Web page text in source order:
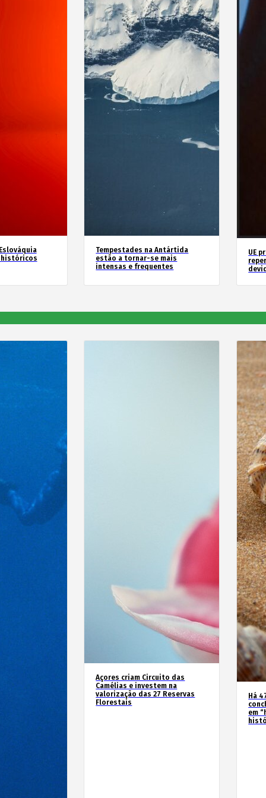
históricos
Tempestades na Antártida
estão a tornar-se mais
intensas e frequentes
UE
Açores criam Circuito das
Camélias e investem na
valorização das 27 Reservas
Florestais
Há
em